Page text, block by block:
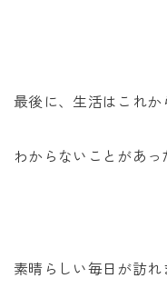
最後に、生活はこれか
わからないことがあっ
素晴らしい毎日が訪れ